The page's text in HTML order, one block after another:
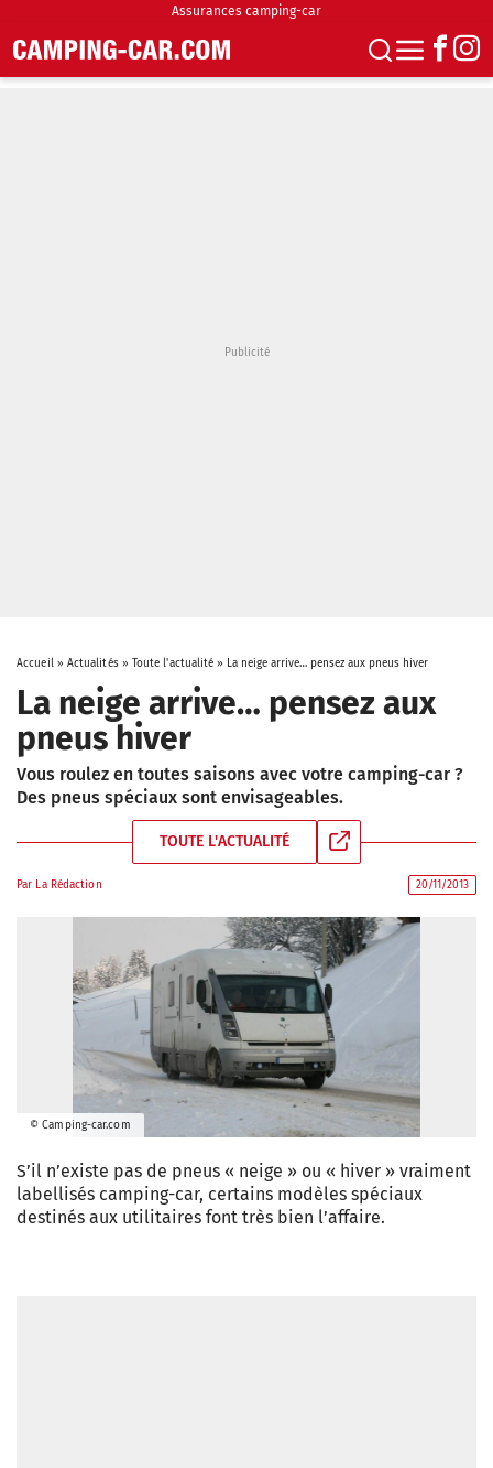
Assurances camping-car
Accueil» Actualités» Toute l'actualité » La neige arrive… pensez aux pneus hiver
La neige arrive… pensez aux
pneus hiver
Vous roulez en toutes saisons avec votre camping-car ?
Des pneus spéciaux sont envisageables.
TOUTE L'ACTUALITÉ
Par La Rédaction 20/11/2013
© Camping-car.com
S’il n’existe pas de pneus « neige » ou « hiver » vraiment
labellisés camping-car, certains modèles spéciaux
destinés aux utilitaires font très bien l’affaire.